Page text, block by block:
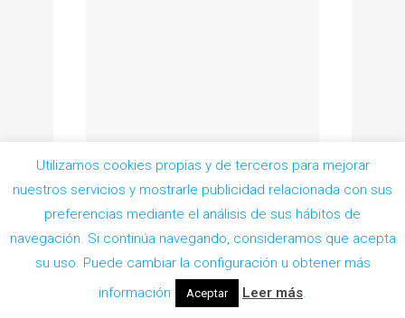
Pedir Cita
Utilizamos cookies propias y de terceros para mejorar
nuestros servicios y mostrarle publicidad relacionada con sus
preferencias mediante el análisis de sus hábitos de
navegación. Si continúa navegando, consideramos que acepta
su uso. Puede cambiar la configuración u obtener más
información
Aceptar Leer más.